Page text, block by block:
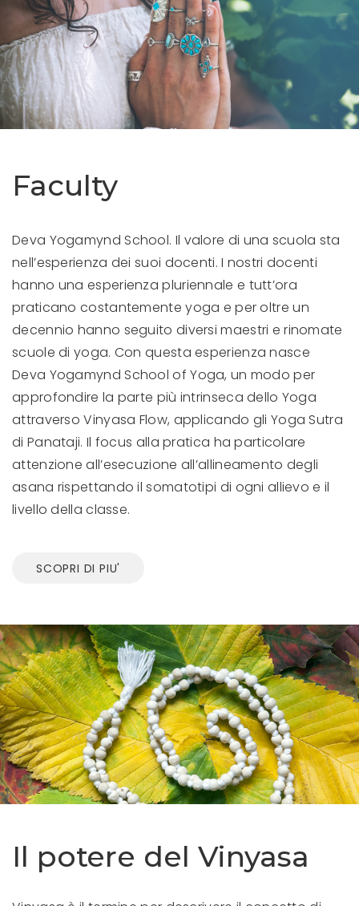
Faculty
Deva Yogamynd School. Il valore di una scuola sta
nell’esperienza dei suoi docenti. I nostri docenti
hanno una esperienza pluriennale e tutt’ora
praticano costantemente yoga e per oltre un
decennio hanno seguito diversi maestri e rinomate
scuole di yoga. Con questa esperienza nasce
Deva Yogamynd School of Yoga, un modo per
approfondire la parte più intrinseca dello Yoga
attraverso Vinyasa Flow, applicando gli Yoga Sutra
di Panataji. Il focus alla pratica ha particolare
attenzione all’esecuzione all’allineamento degli
asana rispettando il somatotipi di ogni allievo e il
livello della classe.
SCOPRI DI PIU'
Il potere del Vinyasa